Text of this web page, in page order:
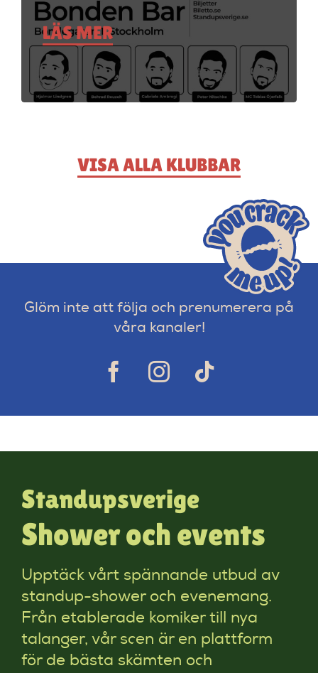
LÄS MER
VISA ALLA KLUBBAR
Glöm inte att följa och prenumerera på
våra kanaler!
Standupsverige
Shower och events
Upptäck vårt spännande utbud av
standup-shower och evenemang.
Från etablerade komiker till nya
talanger, vår scen är en plattform
för de bästa skämten och